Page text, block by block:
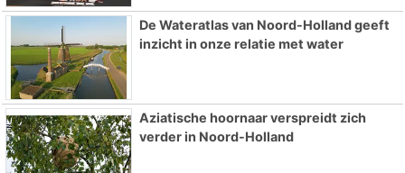
De Wateratlas van Noord-Holland geeft
inzicht in onze relatie met water
Aziatische hoornaar verspreidt zich
verder in Noord-Holland